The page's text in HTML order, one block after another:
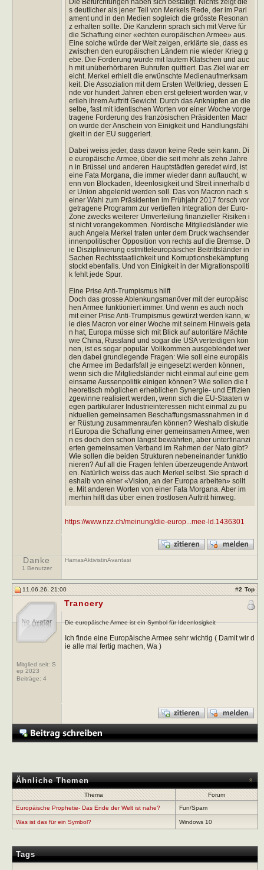
s deutlicher als jener Teil von Merkels Rede, der im Parl
ament und in den Medien sogleich die grösste Resonan
z erhalten sollte. Die Kanzlerin sprach sich mit Verve für
die Schaffung einer «echten europäischen Armee» aus.
Eine solche würde der Welt zeigen, erklärte sie, dass es
zwischen den europäischen Ländern nie wieder Krieg g
ebe. Die Forderung wurde mit lautem Klatschen und auc
h mit unüberhörbaren Buhrufen quittiert. Das Ziel war err
eicht. Merkel erhielt die erwünschte Medienaufmerksam
keit. Die Assoziation mit dem Ersten Weltkrieg, dessen E
nde vor hundert Jahren eben erst gefeiert worden war, v
erlieh ihrem Auftritt Gewicht. Durch das Anknüpfen an die
selbe, fast mit identischen Worten vor einer Woche vorge
tragene Forderung des französischen Präsidenten Macr
on wurde der Anschein von Einigkeit und Handlungsfähi
gkeit in der EU suggeriert.
Dabei weiss jeder, dass davon keine Rede sein kann. Di
e europäische Armee, über die seit mehr als zehn Jahre
n in Brüssel und anderen Hauptstädten geredet wird, ist
eine Fata Morgana, die immer wieder dann auftaucht, w
enn von Blockaden, Ideenlosigkeit und Streit innerhalb d
er Union abgelenkt werden soll. Das von Macron nach s
einer Wahl zum Präsidenten im Frühjahr 2017 forsch vor
getragene Programm zur vertieften Integration der Euro-
Zone zwecks weiterer Umverteilung finanzieller Risiken i
st nicht vorangekommen. Nordische Mitgliedsländer wie
auch Angela Merkel traten unter dem Druck wachsender
innenpolitischer Opposition von rechts auf die Bremse. D
ie Disziplinierung ostmitteleuropäischer Beitrittsländer in
Sachen Rechtsstaatlichkeit und Korruptionsbekämpfung
stockt ebenfalls. Und von Einigkeit in der Migrationspoliti
k fehlt jede Spur.
Eine Prise Anti-Trumpismus hilft
Doch das grosse Ablenkungsmanöver mit der europäisc
hen Armee funktioniert immer. Und wenn es auch noch
mit einer Prise Anti-Trumpismus gewürzt werden kann, w
ie dies Macron vor einer Woche mit seinem Hinweis geta
n hat, Europa müsse sich mit Blick auf autoritäre Mächte
wie China, Russland und sogar die USA verteidigen kön
nen, ist es sogar populär. Vollkommen ausgeblendet wer
den dabei grundlegende Fragen: Wie soll eine europäis
che Armee im Bedarfsfall je eingesetzt werden können,
wenn sich die Mitgliedsländer nicht einmal auf eine gem
einsame Aussenpolitik einigen können? Wie sollen die t
heoretisch möglichen erheblichen Synergie- und Effizien
zgewinne realisiert werden, wenn sich die EU-Staaten w
egen partikularer Industrieinteressen nicht einmal zu pu
nktuellen gemeinsamen Beschaffungsmassnahmen in d
er Rüstung zusammenraufen können? Weshalb diskutie
rt Europa die Schaffung einer gemeinsamen Armee, wen
n es doch den schon längst bewährten, aber unterfinanzi
erten gemeinsamen Verband im Rahmen der Nato gibt?
Wie sollen die beiden Strukturen nebeneinander funktio
nieren? Auf all die Fragen fehlen überzeugende Antwort
en. Natürlich weiss das auch Merkel selbst. Sie sprach d
eshalb von einer «Vision, an der Europa arbeiten» sollt
e. Mit anderen Worten von einer Fata Morgana. Aber im
merhin hilft das über einen trostlosen Auftritt hinweg.
https://www.nzz.ch/meinung/die-europ...mee-ld.1436301
Danke
1 Benutzer
HamasAktivistinAvantasi
11.06.26, 21:00 #2 Top
Mitglied seit: S
ep 2023
Beiträge: 4
Trancery
Die europäische Armee ist ein Symbol für Ideenlosigkeit
Ich finde eine Europäische Armee sehr wichtig ( Damit wir d
ie alle mal fertig machen, Wa )
Ähnliche Themen
Thema
Forum
Europäische Prophetie- Das Ende der Welt ist nahe?
Fun/Spam
Was ist das für ein Symbol? Windows 10
Tags